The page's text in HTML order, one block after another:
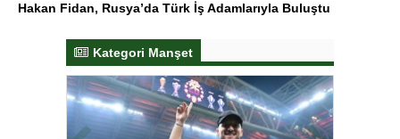
Hakan Fidan, Rusya’da Türk İş Adamlarıyla Buluştu
Kategori Manşet